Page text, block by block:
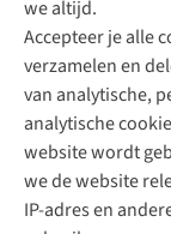
we altijd.
Accepteer je alle
verzamelen en
van analytische,
analytische
website wordt
we de website
IP-adres en
+31 (0)85
+31 6 12 28